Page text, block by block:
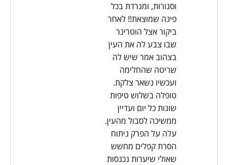
וסגורות, ומגרדת בכל
פינה שמוצאת!! לאחר
ביקור אצל הוטרינר
שבו צבע לה את העין
בצהוב אמר שיש לה
שריטה שהחלימה
ועכשיו נשאר צלקת.
טופלה בשלוש טיפות
שונות כל יום ועדיין
ממשיכה לסבול מהעין.
עלה על הפרק ניתוח
הסרת קפלים מחשש
שאולי שיערות נכנסות